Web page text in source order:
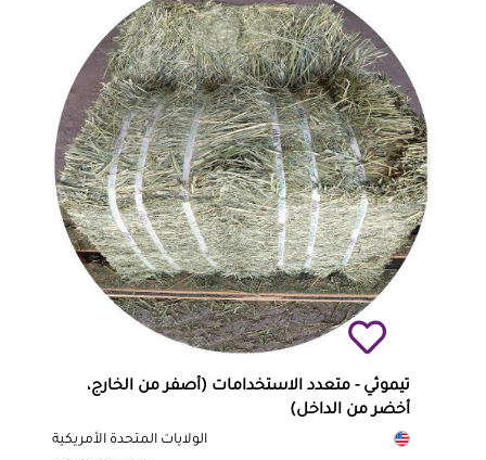
تيموثي - متعدد الاستخدامات (أصفر من الخارج،
أخضر من الداخل)
الولايات المتحدة الأمريكية